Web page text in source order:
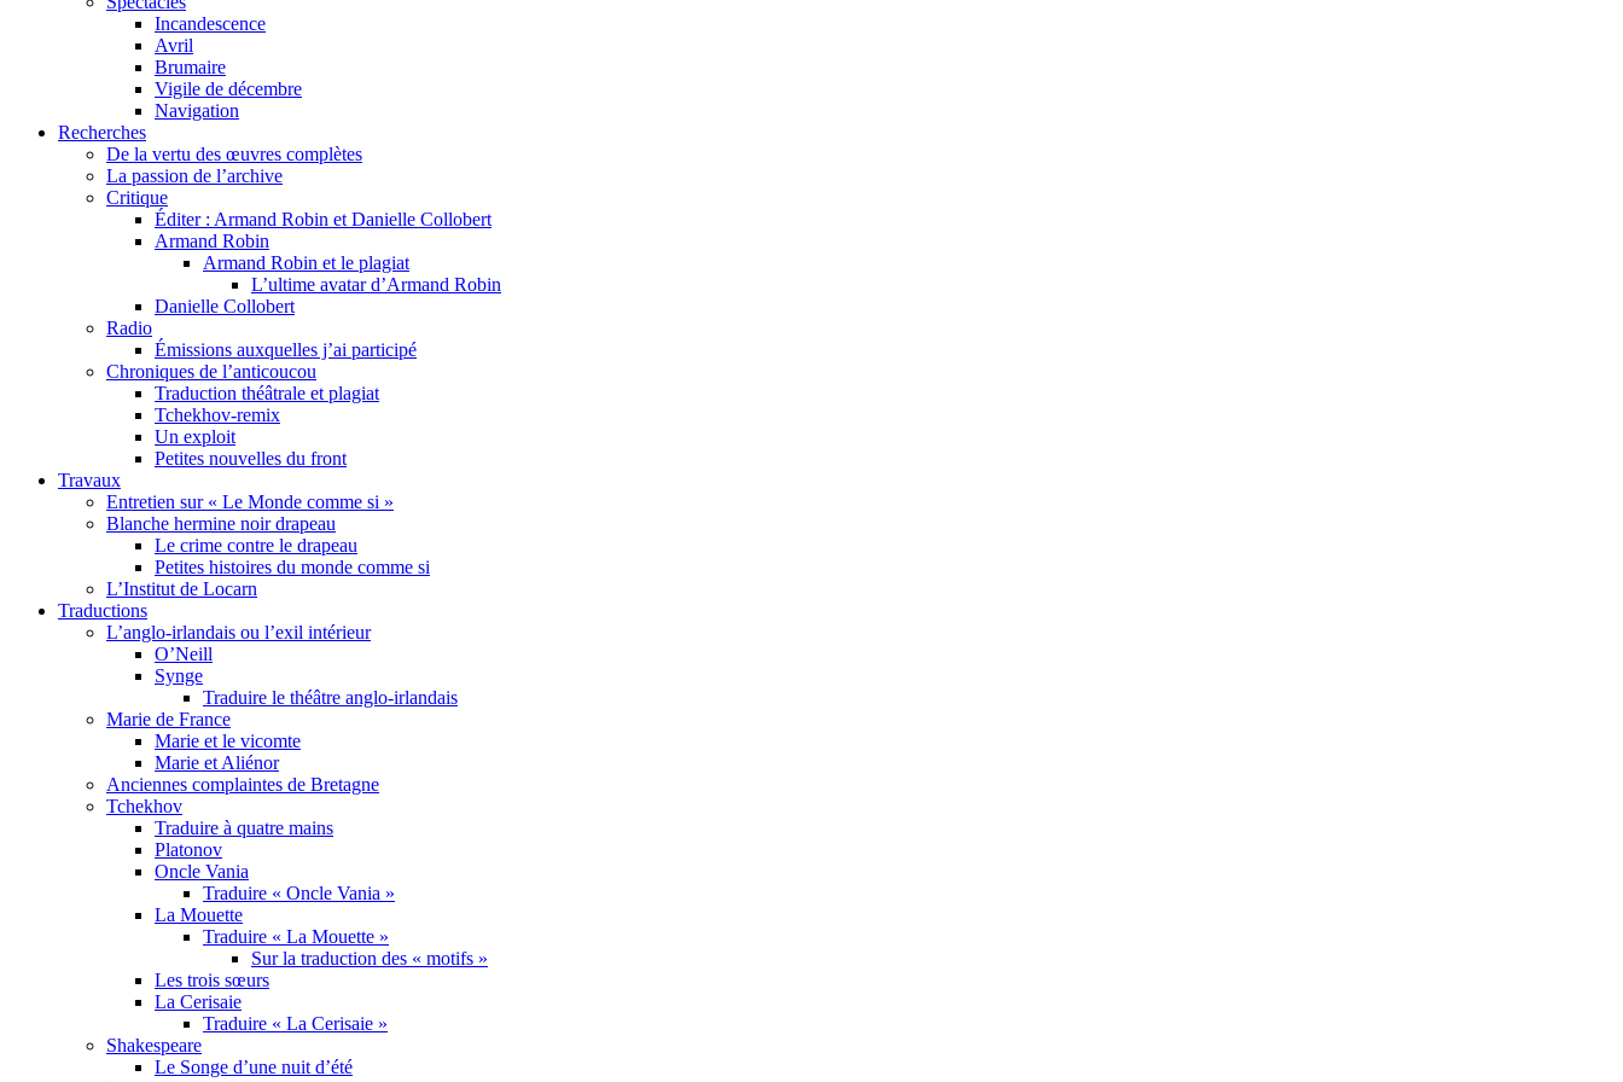
Incandescence
Avril
Brumaire
Vigile de décembre
Navigation
Recherches
De la vertu des œuvres complètes
La passion de l’archive
Critique
Éditer : Armand Robin et Danielle Collobert
Armand Robin
Armand Robin et le plagiat
L’ultime avatar d’Armand Robin
Danielle Collobert
Radio
Émissions auxquelles j’ai participé
Chroniques de l’anticoucou
Traduction théâtrale et plagiat
Tchekhov-remix
Un exploit
Petites nouvelles du front
Travaux
Entretien sur « Le Monde comme si »
Blanche hermine noir drapeau
Le crime contre le drapeau
Petites histoires du monde comme si
L’Institut de Locarn
Traductions
L’anglo-irlandais ou l’exil intérieur
O’Neill
Synge
Traduire le théâtre anglo-irlandais
Marie de France
Marie et le vicomte
Marie et Aliénor
Anciennes complaintes de Bretagne
Tchekhov
Traduire à quatre mains
Platonov
Oncle Vania
Traduire « Oncle Vania »
La Mouette
Traduire « La Mouette »
Sur la traduction des « motifs »
Les trois sœurs
La Cerisaie
Traduire « La Cerisaie »
Shakespeare
Le Songe d’une nuit d’été